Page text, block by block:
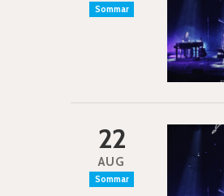
Sommar
22
AUG
Sommar